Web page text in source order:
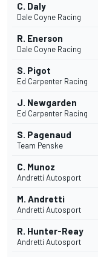
C. Daly
Dale Coyne Racing
R. Enerson
Dale Coyne Racing
S. Pigot
Ed Carpenter Racing
J. Newgarden
Ed Carpenter Racing
S. Pagenaud
Team Penske
C. Munoz
Andretti Autosport
M. Andretti
Andretti Autosport
R. Hunter-Reay
Andretti Autosport